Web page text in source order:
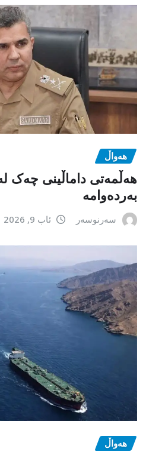
هەواڵ
هەڵمەتی داماڵینی چەک
بەردەوامە
سەرنوسەر ئاب 9, 2026
هەواڵ